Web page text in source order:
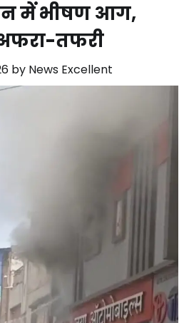
में भीषण आग,
तफरी
by News Excellent